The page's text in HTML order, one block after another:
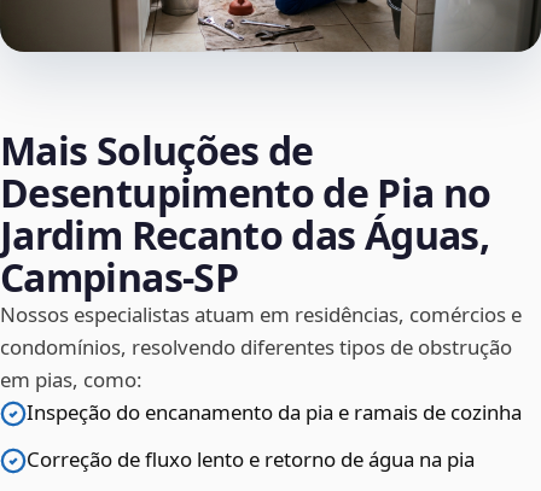
Mais Soluções de
Desentupimento de Pia no
Jardim Recanto das Águas,
Campinas‑SP
Nossos especialistas atuam em residências, comércios e
condomínios, resolvendo diferentes tipos de obstrução
em pias, como:
Inspeção do encanamento da pia e ramais de cozinha
Correção de fluxo lento e retorno de água na pia